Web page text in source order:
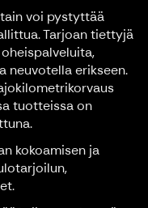
voi pystyttää
Tarjoan tiettyjä
neuvotella erikseen.
tuotteissa on
kokoamisen ja